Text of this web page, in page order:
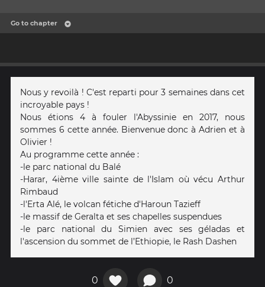
Go to chapter
Nous y revoilà ! C'est reparti pour 3 semaines dans cet
incroyable pays !
Nous étions 4 à fouler l'Abyssinie en 2017, nous
sommes 6 cette année. Bienvenue donc à Adrien et à
Olivier !
Au programme cette année :
-le parc national du Balé
-Harar, 4ième ville sainte de l'Islam où vécu Arthur
Rimbaud
-l'Erta Alé, le volcan fétiche d'Haroun Tazieff
-le massif de Geralta et ses chapelles suspendues
-le parc national du Simien avec ses géladas et
l'ascension du sommet de l’Ethiopie, le Rash Dashen
0 0